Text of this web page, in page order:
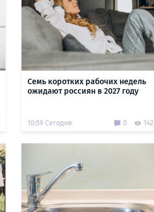
Семь коротких рабочих недель
ожидают россиян в 2027 году
10:59 Сегодня 0 142